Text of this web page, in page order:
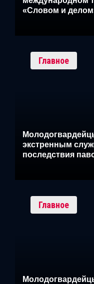
«Словом и
Главное
экстренным
последствия
Главное